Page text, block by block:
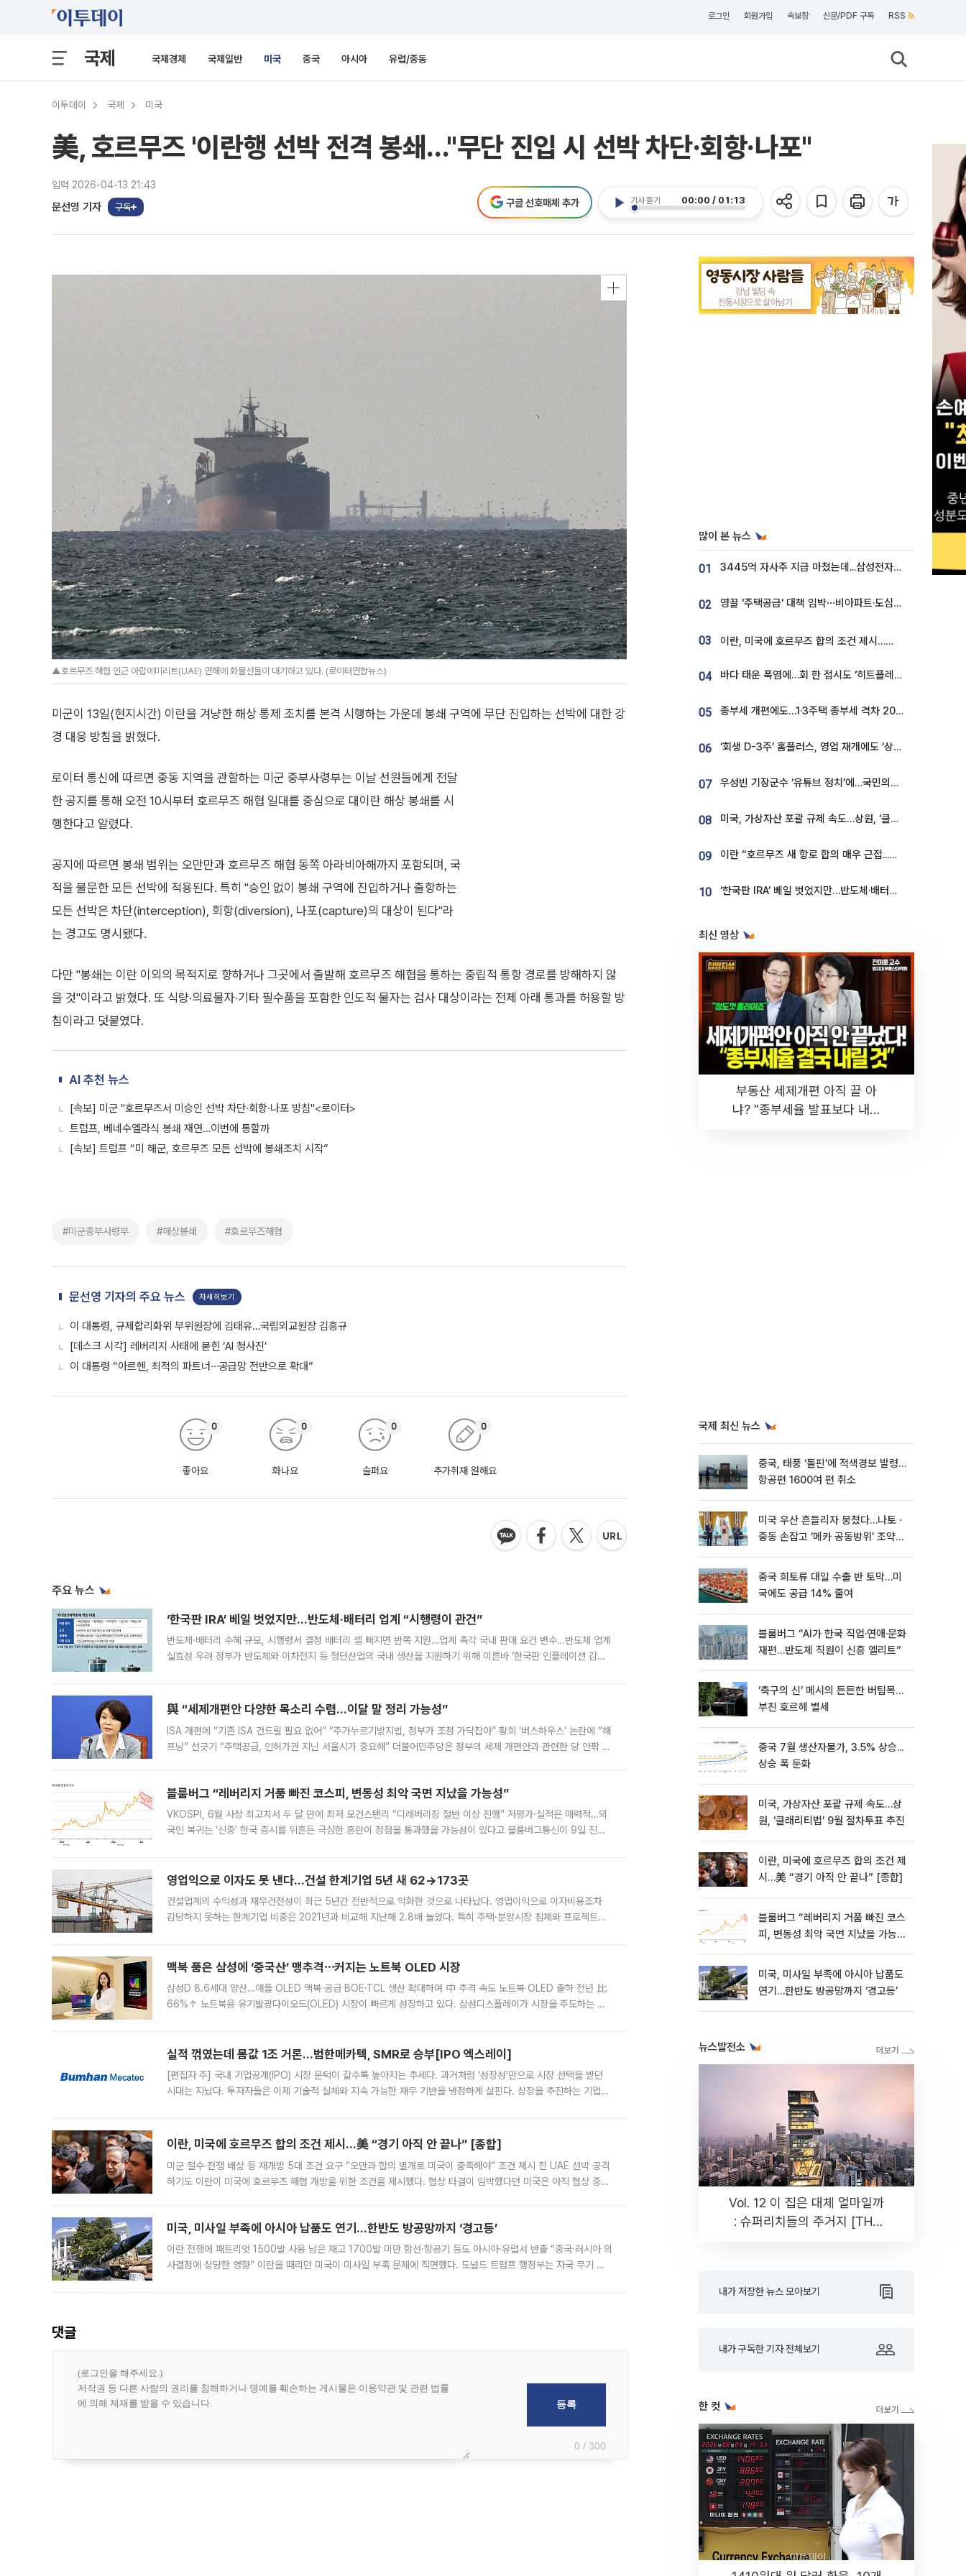
로그인 회원가입 속보창 신문/PDF 구독 RSS
국제 국제경제 국제일반 미국 중국 아시아 유럽/중동
이투데이 국제 미국
美, 호르무즈 '이란행 선박 전격 봉쇄…"무단 진입 시 선박 차단·회항·나포"
입력 2026-04-13 21:43
문선영 기자 구독
기사 듣기 00:00 / 01:13
구글 선호매체 추가
▲호르무즈 해협 인근 아랍에미리트(UAE) 연해에 화물선들이 대기하고 있다. (로이터연합뉴스)
미군이 13일(현지시간) 이란을 겨냥한 해상 통제 조치를 본격 시행하는 가운데 봉쇄 구역에 무단 진입하는 선박에 대한 강
경 대응 방침을 밝혔다.
로이터 통신에 따르면 중동 지역을 관할하는 미군 중부사령부는 이날 선원들에게 전달
한 공지를 통해 오전 10시부터 호르무즈 해협 일대를 중심으로 대이란 해상 봉쇄를 시
행한다고 알렸다.
공지에 따르면 봉쇄 범위는 오만만과 호르무즈 해협 동쪽 아라비아해까지 포함되며, 국
적을 불문한 모든 선박에 적용된다. 특히 "승인 없이 봉쇄 구역에 진입하거나 출항하는
모든 선박은 차단(interception), 회항(diversion), 나포(capture)의 대상이 된다"라
는 경고도 명시됐다.
다만 "봉쇄는 이란 이외의 목적지로 향하거나 그곳에서 출발해 호르무즈 해협을 통하는 중립적 통항 경로를 방해하지 않
을 것"이라고 밝혔다. 또 식량·의료물자·기타 필수품을 포함한 인도적 물자는 검사 대상이라는 전제 아래 통과를 허용할 방
침이라고 덧붙였다.
AI 추천 뉴스
[속보] 미군 "호르무즈서 미승인 선박 차단·회항·나포 방침"<로이터>
트럼프, 베네수엘라식 봉쇄 재연…이번에 통할까
[속보] 트럼프 “미 해군, 호르무즈 모든 선박에 봉쇄조치 시작”
#미군중부사령부 #해상봉쇄 #호르무즈해협
문선영 기자의 주요 뉴스 자세히보기
이 대통령, 규제합리화위 부위원장에 김태유…국립외교원장 김흥규
[데스크 시각] 레버리지 사태에 묻힌 ‘AI 청사진’
이 대통령 “아르헨, 최적의 파트너⋯공급망 전반으로 확대”
좋아요
0
화나요
0
슬퍼요
0
추가취재 원해요
0
주요 뉴스
‘한국판 IRA’ 베일 벗었지만…반도체·배터리 업계 “시행령이 관건”
반도체·배터리 수혜 규모, 시행령서 결정 배터리 셀 빠지면 반쪽 지원…업계 촉각 국내 판매 요건 변수…반도체 업계
실효성 우려 정부가 반도체와 이차전지 등 첨단산업의 국내 생산을 지원하기 위해 이른바 ‘한국판 인플레이션 감축
與 “세제개편안 다양한 목소리 수렴…이달 말 정리 가능성”
ISA 개편에 “기존 ISA 건드릴 필요 없어” “주가누르기방지법, 정부가 조정 가닥잡아” 황희 ‘버스하우스’ 논란에 “해
프닝” 선긋기 “주택공급, 인허가권 지닌 서울시가 중요해” 더불어민주당은 정부의 세제 개편안과 관련한 당 안팎 의
블룸버그 “레버리지 거품 빠진 코스피, 변동성 최악 국면 지났을 가능성”
VKOSPI, 6월 사상 최고치서 두 달 만에 최저 모건스탠리 “디레버리징 절반 이상 진행” 저평가·실적은 매력적…외
국인 복귀는 ‘신중’ 한국 증시를 뒤흔든 극심한 혼란이 정점을 통과했을 가능성이 있다고 블룸버그통신이 9일 진단
영업익으로 이자도 못 낸다…건설 한계기업 5년 새 62→173곳
건설업계의 수익성과 재무건전성이 최근 5년간 전반적으로 악화한 것으로 나타났다. 영업이익으로 이자비용조차
감당하지 못하는 한계기업 비중은 2021년과 비교해 지난해 2.8배 늘었다. 특히 주택·분양시장 침체와 프로젝트파
맥북 품은 삼성에 ‘중국산’ 맹추격⋯커지는 노트북 OLED 시장
삼성D 8.6세대 양산…애플 OLED 맥북 공급 BOE·TCL 생산 확대하며 中 추격 속도 노트북 OLED 출하 전년 比
66%↑ 노트북용 유기발광다이오드(OLED) 시장이 빠르게 성장하고 있다. 삼성디스플레이가 시장을 주도하는 가
실적 꺾였는데 몸값 1조 거론…범한메카텍, SMR로 승부[IPO 엑스레이]
[편집자 주] 국내 기업공개(IPO) 시장 문턱이 갈수록 높아지는 추세다. 과거처럼 ‘성장성’만으로 시장 선택을 받던
시대는 지났다. 투자자들은 이제 기술적 실체와 지속 가능한 재무 기반을 냉정하게 살핀다. 상장을 추진하는 기업들
이란, 미국에 호르무즈 합의 조건 제시…美 “경기 아직 안 끝나” [종합]
미군 철수·전쟁 배상 등 재개방 5대 조건 요구 “오만과 합의 별개로 미국이 충족해야” 조건 제시 전 UAE 선박 공격
하기도 이란이 미국에 호르무즈 해협 개방을 위한 조건을 제시했다. 협상 타결이 임박했다던 미국은 아직 협상 중이
미국, 미사일 부족에 아시아 납품도 연기…한반도 방공망까지 ‘경고등’
이란 전쟁에 패트리엇 1500발 사용 남은 재고 1700발 미만 함선·항공기 등도 아시아·유럽서 반출 “중국·러시아 의
사결정에 상당한 영향” 이란을 때리던 미국이 미사일 부족 문제에 직면했다. 도널드 트럼프 행정부는 자국 무기 공
댓글
0 / 300
많이 본 뉴스
01 3445억 자사주 지급 마쳤는데...삼성전자 DX노조, 뒤늦은 '떼쓰기 집회'
02 영끌 '주택공급' 대책 임박⋯비아파트·도심복합까지 총동원
03 이란, 미국에 호르무즈 합의 조건 제시…美 “경기 아직 안 끝나” [종합]
04 바다 태운 폭염에…회 한 접시도 ‘히트플레이션’
05 종부세 개편에도…1·3주택 종부세 격차 2028년부터 확대
06 ‘회생 D-3주’ 홈플러스, 영업 재개에도 ‘상품 공급망’ 복구가 생존 관건
07 우성빈 기장군수 ‘유튜브 정치’에…국민의힘 군의원들 집단 반발
08 미국, 가상자산 포괄 규제 속도…상원, ‘클래리티법’ 9월 절차투표 추진
09 이란 “호르무즈 새 항로 합의 매우 근접...미국 배상 먼저”
10 ‘한국판 IRA’ 베일 벗었지만…반도체·배터리 업계 “시행령이 관건”
최신 영상
부동산 세제개편 아직 끝 아
냐? "종부세율 발표보다 내릴
국제 최신 뉴스
중국, 태풍 ‘돌핀’에 적색경보 발령…
항공편 1600여 편 취소
미국 우산 흔들리자 뭉쳤다…나토ㆍ
중동 손잡고 ‘메카 공동방위’ 조약
중국 희토류 대일 수출 반 토막…미
국에도 공급 14% 줄여
블룸버그 “AI가 한국 직업·연애·문화
재편…반도체 직원이 신흥 엘리트”
‘축구의 신’ 메시의 든든한 버팀목…
부친 호르헤 별세
중국 7월 생산자물가, 3.5% 상승...
상승 폭 둔화
미국, 가상자산 포괄 규제 속도…상
원, ‘클래리티법’ 9월 절차투표 추진
이란, 미국에 호르무즈 합의 조건 제
시…美 “경기 아직 안 끝나” [종합]
블룸버그 “레버리지 거품 빠진 코스
피, 변동성 최악 국면 지났을 가능
미국, 미사일 부족에 아시아 납품도
연기…한반도 방공망까지 ‘경고등’
뉴스발전소
Vol. 12 이 집은 대체 얼마일까
: 슈퍼리치들의 주거지 [THE
내가 저장한 뉴스 모아보기
내가 구독한 기자 전체보기
한 컷